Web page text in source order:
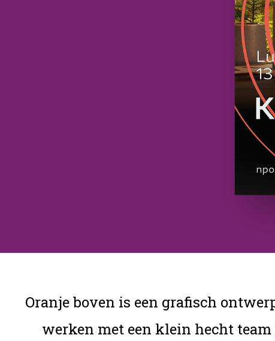
Oranje boven is een grafisch
werken met een klein hecht